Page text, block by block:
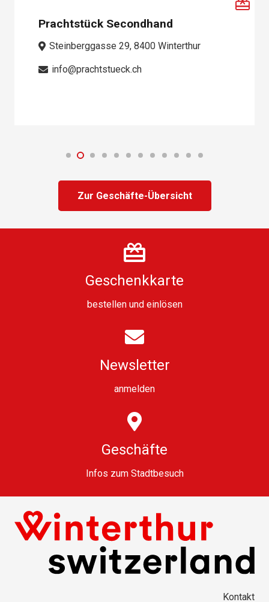
Prachtstück Secondhand
Steinberggasse 29, 8400 Winterthur
info@prachtstueck.ch
Zur Geschäfte-Übersicht
Geschenkkarte
bestellenund einlösen
Newsletter
anmelden
Geschäfte
Infos zum Stadtbesuch
Kontakt